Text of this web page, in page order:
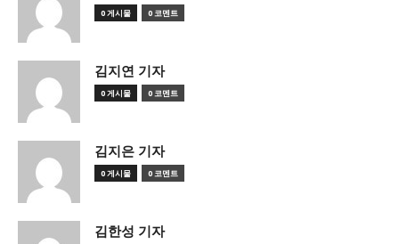
0 게시물 0 코멘트
김지연 기자
0 게시물 0 코멘트
김지은 기자
0 게시물 0 코멘트
김한성 기자